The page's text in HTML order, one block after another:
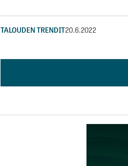
TALOUDEN TRENDIT20.6.2022